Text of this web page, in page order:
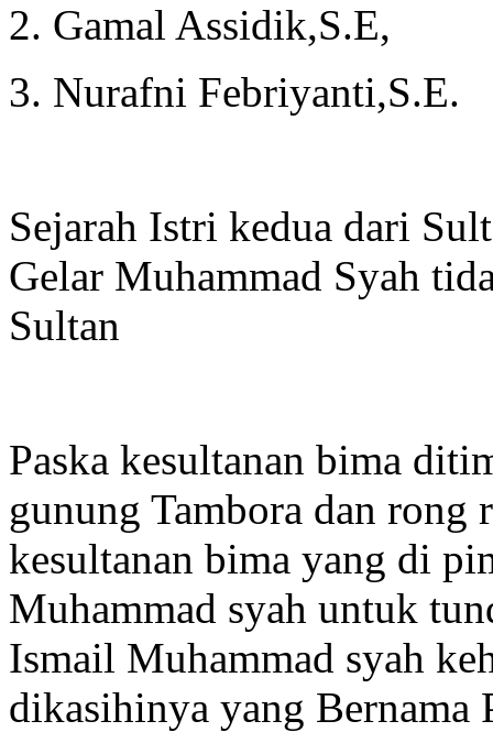
2. Gamal Assidik,S.E,
3. Nurafni Febriyanti,S.E.
Sejarah Istri kedua dari
Gelar Muhammad Syah
Sultan
Paska kesultanan bima
gunung Tambora dan rong
kesultanan bima yang di
Muhammad syah untuk
Ismail Muhammad syah
dikasihinya yang